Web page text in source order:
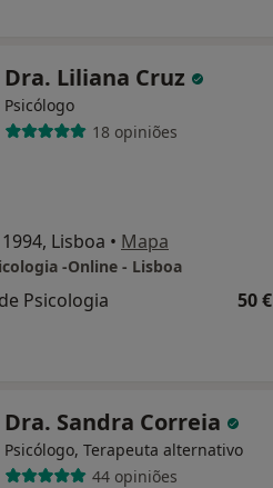
Dra. Liliana Cruz
Psicólogo
18 opiniões
Lisboa • Mapa
-Online - Lisboa
Psicologia 50 €
Dra. Sandra Correia
Psicólogo, Terapeuta alternativo
44 opiniões